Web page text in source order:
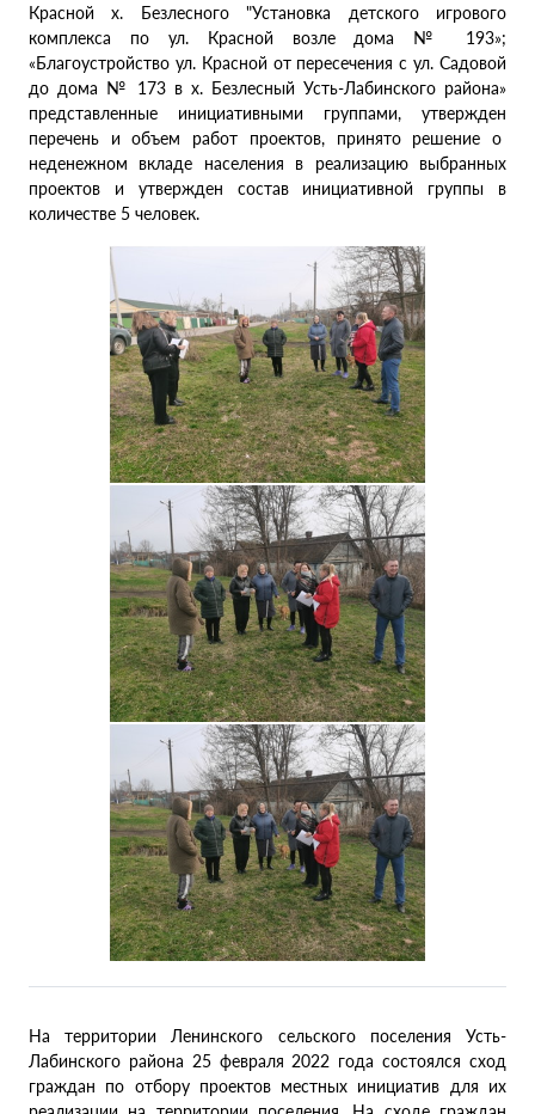
Красной х. Безлесного "Установка детского игрового
комплекса по ул. Красной возле дома № 193»;
«Благоустройство ул. Красной от пересечения с ул. Садовой
до дома № 173 в х. Безлесный Усть-Лабинского района»
представленные инициативными группами, утвержден
перечень и объем работ проектов, принято решение о
неденежном вкладе населения в реализацию выбранных
проектов и утвержден состав инициативной группы в
количестве 5 человек.
На территории Ленинского сельского поселения Усть-
Лабинского района 25 февраля 2022 года состоялся сход
граждан по отбору проектов местных инициатив для их